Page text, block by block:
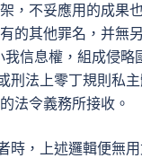
，不妥應用的成果
的其他罪名，并無
信息權，組成侵略
法上零丁規則私
法令義務所接收。
，上述邏輯便無